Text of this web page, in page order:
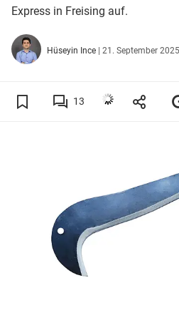
Express in Freising auf.
Hüseyin Ince | 21. September
13